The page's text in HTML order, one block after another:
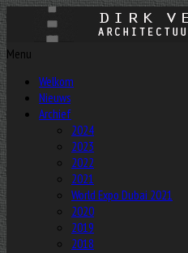
Menu
Welkom
Nieuws
Archief
2024
2023
2022
2021
World Expo Dubai 2021
2020
2019
2018